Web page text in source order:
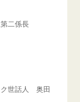
長
ク世話人 奥田